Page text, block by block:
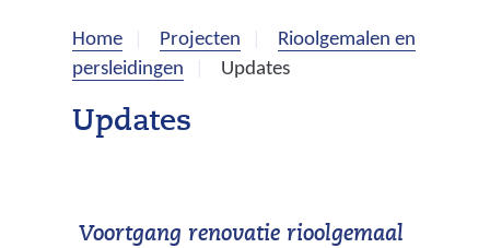
k
e
n
l
a
p
Home Projecten
Rioolgemalen en
persleidingen
Updates
Updates
Voortgang renovatie rioolgemaal